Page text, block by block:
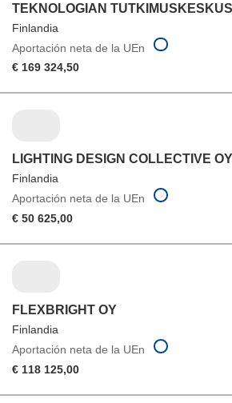
TEKNOLOGIAN
Finlandia
Aportación neta de la UEn
€ 169 324,50
LIGHTING DESIGN COLLECTIVE OY
Finlandia
Aportación neta de la UEn
€ 50 625,00
FLEXBRIGHT OY
Finlandia
Aportación neta de la UEn
€ 118 125,00